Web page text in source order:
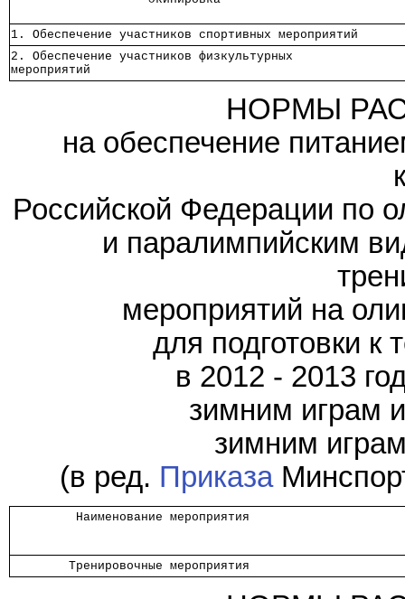
1. Обеспечение участников спортивных мероприятий
2. Обеспечение участников физкультурных
мероприятий
НОРМЫ
на обеспечение
Российской Федерации по
и паралимпийским
мероприятий на
для подготовки
в 2012 - 2013
зимним играм
зимним
(в ред. Приказа
         Наименование мероприятия
        Тренировочные мероприятия